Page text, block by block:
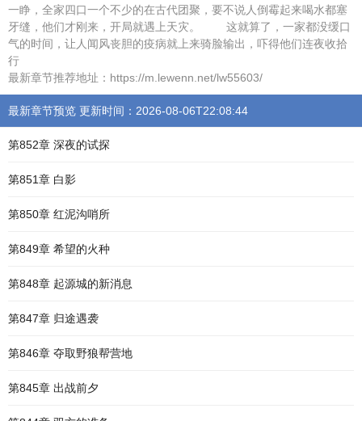
一睁，全家四口一个不少的在古代团聚，要不说人倒霉起来喝水都塞
牙缝，他们才刚来，开局就遇上天灾。 这就算了，一家都没缓口
气的时间，让人闻风丧胆的疫病就上来骑脸输出，吓得他们连夜收拾
行
最新章节推荐地址：https://m.lewenn.net/lw55603/
最新章节预览 更新时间：2026-08-06T22:08:44
第852章 深夜的试探
第851章 白影
第850章 红泥沟哨所
第849章 希望的火种
第848章 起源城的新消息
第847章 归途遇袭
第846章 夺取野狼帮营地
第845章 出战前夕